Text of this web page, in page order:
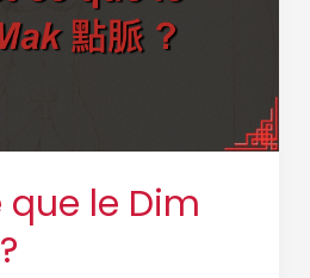
que le Dim